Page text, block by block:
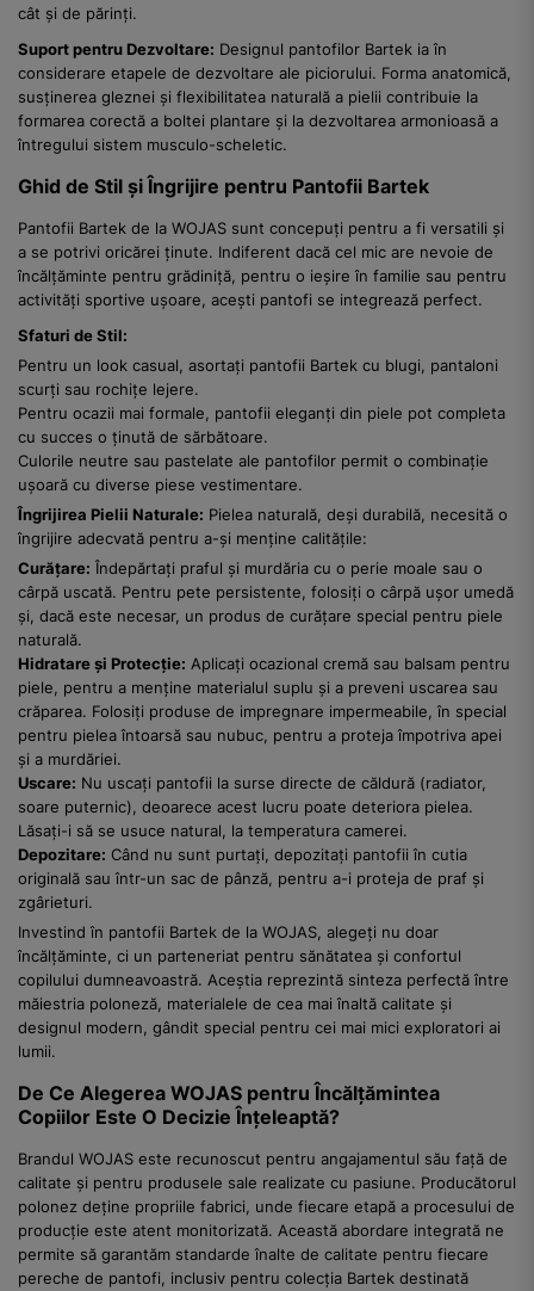
cât și de părinți.
Suport pentru Dezvoltare: Designul pantofilor Bartek ia în
considerare etapele de dezvoltare ale piciorului. Forma anatomică,
susținerea gleznei și flexibilitatea naturală a pielii contribuie la
formarea corectă a boltei plantare și la dezvoltarea armonioasă a
întregului sistem musculo-scheletic.
Ghid de Stil și Îngrijire pentru Pantofii Bartek
Pantofii Bartek de la WOJAS sunt concepuți pentru a fi versatili și
a se potrivi oricărei ținute. Indiferent dacă cel mic are nevoie de
încălțăminte pentru grădiniță, pentru o ieșire în familie sau pentru
activități sportive ușoare, acești pantofi se integrează perfect.
Sfaturi de Stil:
Pentru un look casual, asortați pantofii Bartek cu blugi, pantaloni
scurți sau rochițe lejere.
Pentru ocazii mai formale, pantofii eleganți din piele pot completa
cu succes o ținută de sărbătoare.
Culorile neutre sau pastelate ale pantofilor permit o combinație
ușoară cu diverse piese vestimentare.
Îngrijirea Pielii Naturale: Pielea naturală, deși durabilă, necesită o
îngrijire adecvată pentru a-și menține calitățile:
Curățare: Îndepărtați praful și murdăria cu o perie moale sau o
cârpă uscată. Pentru pete persistente, folosiți o cârpă ușor umedă
și, dacă este necesar, un produs de curățare special pentru piele
naturală.
Hidratare și Protecție: Aplicați ocazional cremă sau balsam pentru
piele, pentru a menține materialul suplu și a preveni uscarea sau
crăparea. Folosiți produse de impregnare impermeabile, în special
pentru pielea întoarsă sau nubuc, pentru a proteja împotriva apei
și a murdăriei.
Uscare: Nu uscați pantofii la surse directe de căldură (radiator,
soare puternic), deoarece acest lucru poate deteriora pielea.
Lăsați-i să se usuce natural, la temperatura camerei.
Depozitare: Când nu sunt purtați, depozitați pantofii în cutia
originală sau într-un sac de pânză, pentru a-i proteja de praf și
zgârieturi.
Investind în pantofii Bartek de la WOJAS, alegeți nu doar
încălțăminte, ci un parteneriat pentru sănătatea și confortul
copilului dumneavoastră. Aceștia reprezintă sinteza perfectă între
măiestria poloneză, materialele de cea mai înaltă calitate și
designul modern, gândit special pentru cei mai mici exploratori ai
lumii.
De Ce Alegerea WOJAS pentru Încălțămintea
Copiilor Este O Decizie Înțeleaptă?
Brandul WOJAS este recunoscut pentru angajamentul său față de
calitate și pentru produsele sale realizate cu pasiune. Producătorul
polonez deține propriile fabrici, unde fiecare etapă a procesului de
producție este atent monitorizată. Această abordare integrată ne
permite să garantăm standarde înalte de calitate pentru fiecare
pereche de pantofi, inclusiv pentru colecția Bartek destinată